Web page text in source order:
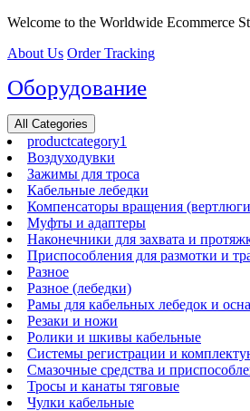
Перейти
содержимому
Welcome to the Worldwide Ecommerce
About Us Order Tracking
Оборудование
All Categories
productcategory1
Воздуходувки
Зажимы для троса
Кабельные лебедки
Компенсаторы вращения
Муфты и адаптеры
Наконечники для захвата и
Приспособления для размотки и
Разное
Разное (лебедки)
Рамы для кабельных лебедок и
Резаки и ножи
Ролики и шкивы кабельные
Системы регистрации и
Смазочные средства и
Тросы и канаты тяговые
Чулки кабельные